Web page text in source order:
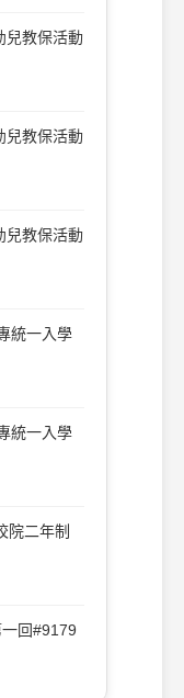
統一入學
統一入學
院二年制
回#9179